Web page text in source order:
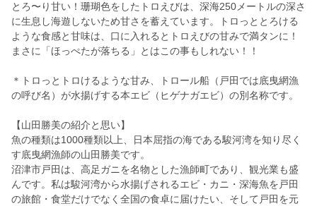
とろ〜り甘い！珊瑚色をしたトロえびは、深海250メートルの深さ
に生息し海遊しないため甘さを蓄えています。トロっととろける
ような食感と甘味は、口に入れるとトロえびの甘みで満タンに！
まさに「ほっぺたが落ちる」とはこの事もしれない！！
＊トロっとトロけるような甘み、トロール船（戸田では底曳網漁
の呼び名）が水揚げする本エビ（ヒゲナガエビ）の別名称です。
【山田勝美の紹介と思い】
魚の種類は1000種類以上、日本屈指の海である駿河湾を知り尽く
す底曳網漁師の山田勝美です。
沼津市戸田は、高足ガニを名物とした漁師町であり、観光業も盛
んです。私は駿河湾から水揚げされるエビ・カニ・深海魚を戸田
の旅館・食堂だけでなく全国の食卓に届けたい、そして戸田を元